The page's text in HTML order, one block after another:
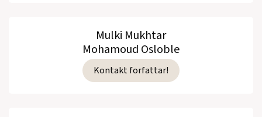
Mulki Mukhtar
Mohamoud Osloble
Kontakt forfattar!